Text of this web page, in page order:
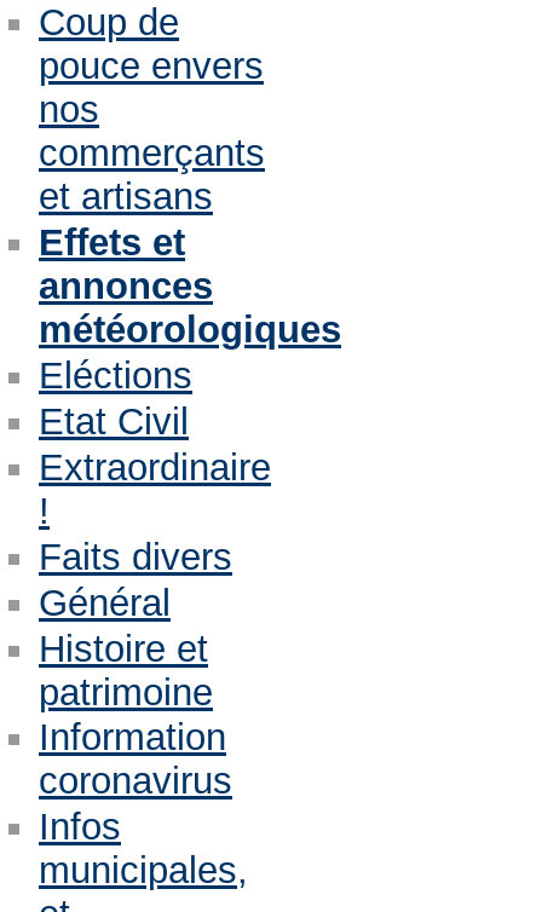
Coup de
pouce envers
nos
commerçants
et artisans
Effets et
annonces
météorologiques
Eléctions
Etat Civil
Extraordinaire
!
Faits divers
Général
Histoire et
patrimoine
Information
coronavirus
Infos
municipales,